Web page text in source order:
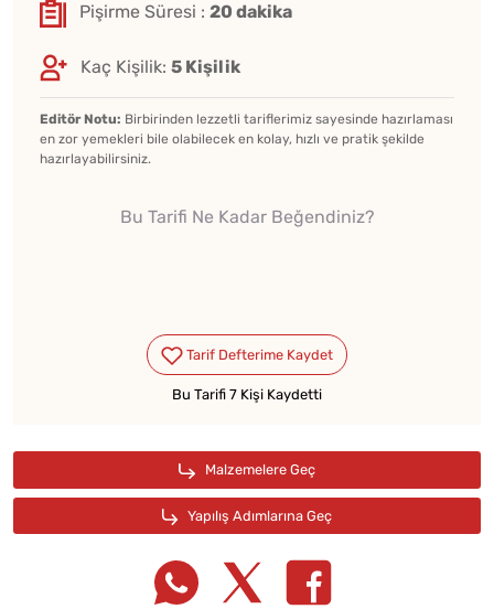
Pişirme Süresi : 20 dakika
Kaç Kişilik: 5 Kişilik
Editör Notu: Birbirinden lezzetli tariflerimiz sayesinde hazırlaması
en zor yemekleri bile olabilecek en kolay, hızlı ve pratik şekilde
hazırlayabilirsiniz.
Bu Tarifi Ne Kadar Beğendiniz?
Bu Tarifi 7 Kişi Kaydetti